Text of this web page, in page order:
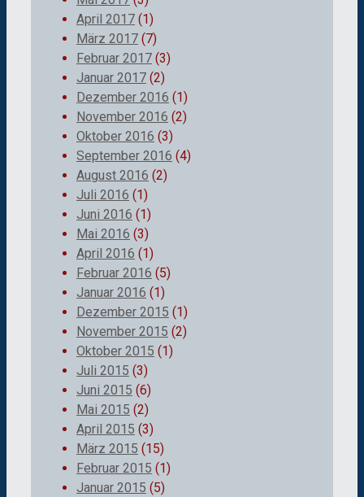
April 2017 (1)
März 2017 (7)
Februar 2017 (3)
Januar 2017 (2)
Dezember 2016 (1)
November 2016 (2)
Oktober 2016 (3)
September 2016 (4)
August 2016 (2)
Juli 2016 (1)
Juni 2016 (1)
Mai 2016 (3)
April 2016 (1)
Februar 2016 (5)
Januar 2016 (1)
Dezember 2015 (1)
November 2015 (2)
Oktober 2015 (1)
Juli 2015 (3)
Juni 2015 (6)
Mai 2015 (2)
April 2015 (3)
März 2015 (15)
Februar 2015 (1)
Januar 2015 (5)